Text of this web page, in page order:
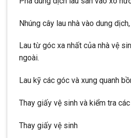
Nhúng cây lau nhà vào dung
Lau từ góc xa nhất của nhà vệ
ngoài.
Lau kỹ các góc và xung quanh
Thay giấy vệ sinh và kiểm tra
Thay giấy vệ sinh